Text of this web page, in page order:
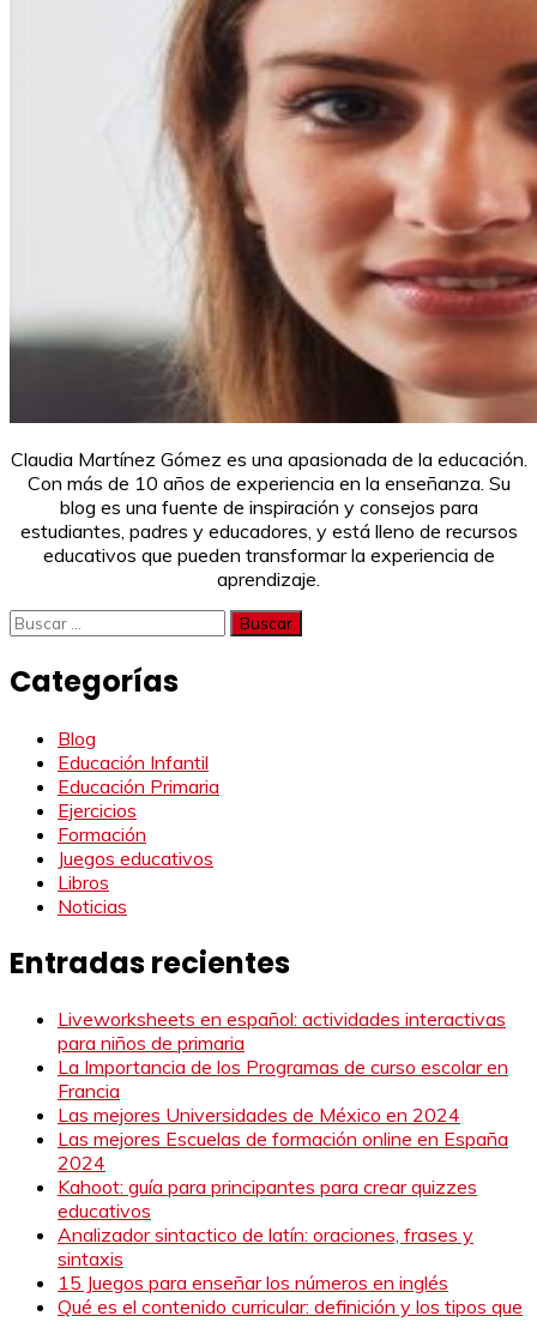
Claudia Martínez Gómez es una apasionada de la educación.
Con más de 10 años de experiencia en la enseñanza. Su
blog es una fuente de inspiración y consejos para
estudiantes, padres y educadores, y está lleno de recursos
educativos que pueden transformar la experiencia de
aprendizaje.
Buscar:
Categorías
Blog
Educación Infantil
Educación Primaria
Ejercicios
Formación
Juegos educativos
Libros
Noticias
Entradas recientes
Liveworksheets en español: actividades interactivas
para niños de primaria
La Importancia de los Programas de curso escolar en
Francia
Las mejores Universidades de México en 2024
Las mejores Escuelas de formación online en España
2024
Kahoot: guía para principantes para crear quizzes
educativos
Analizador sintactico de latín: oraciones, frases y
sintaxis
15 Juegos para enseñar los números en inglés
Qué es el contenido curricular: definición y los tipos que